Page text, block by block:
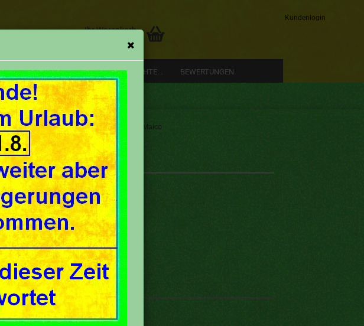
Kundenlogin
Ihr Warenkorb
UNSER GESCHÄFT UNSERE GESCHICHTE... BEWERTUNGEN
» Tachowellen nach Marken Maico